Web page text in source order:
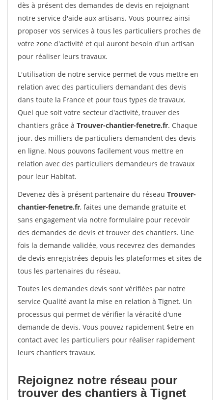
dès à présent des demandes de devis en rejoignant
notre service d'aide aux artisans. Vous pourrez ainsi
proposer vos services à tous les particuliers proches de
votre zone d'activité et qui auront besoin d'un artisan
pour réaliser leurs travaux.
L'utilisation de notre service permet de vous mettre en
relation avec des particuliers demandant des devis
dans toute la France et pour tous types de travaux.
Quel que soit votre secteur d'activité, trouver des
chantiers grâce à Trouver-chantier-fenetre.fr. Chaque
jour, des milliers de particuliers demandent des devis
en ligne. Nous pouvons facilement vous mettre en
relation avec des particuliers demandeurs de travaux
pour leur Habitat.
Devenez dès à présent partenaire du réseau Trouver-
chantier-fenetre.fr, faites une demande gratuite et
sans engagement via notre formulaire pour recevoir
des demandes de devis et trouver des chantiers. Une
fois la demande validée, vous recevrez des demandes
de devis enregistrées depuis les plateformes et sites de
tous les partenaires du réseau.
Toutes les demandes devis sont vérifiées par notre
service Qualité avant la mise en relation à Tignet. Un
processus qui permet de vérifier la véracité d'une
demande de devis. Vous pouvez rapidement $etre en
contact avec les particuliers pour réaliser rapidement
leurs chantiers travaux.
Rejoignez notre réseau pour
trouver des chantiers à Tignet